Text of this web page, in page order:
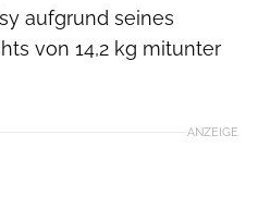
aufgrund seines
von 14,2 kg mitunter
ANZEIGE